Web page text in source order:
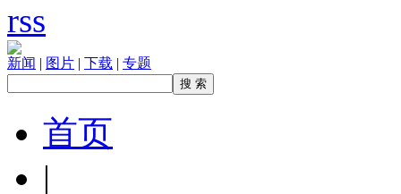
rss
新闻 | 图片 | 下载 | 专题
首页
|